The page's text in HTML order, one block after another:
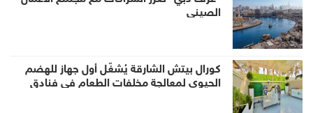
الصيني
كورال بيتش الشارقة يُشغّل أول جهاز للهضم
الحيوي لمعالجة مخلفات الطعام في فنادق